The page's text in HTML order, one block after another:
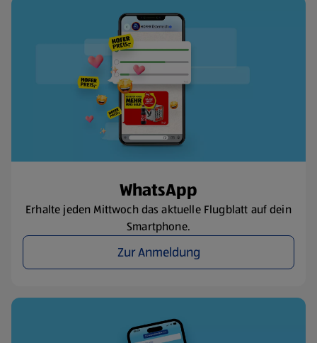
WhatsApp
Erhalte jeden Mittwoch das aktuelle Flugblatt auf dein
Smartphone.
Zur Anmeldung